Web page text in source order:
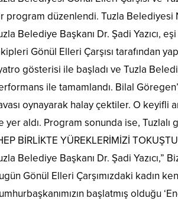
program düzenlendi. Tuzla Belediyesi
Belediye Başkanı Dr. Şadi Yazıcı,
Gönül Elleri Çarşısı tarafından
gösterisi ile başladı ve Tuzla
ile tamamlandı. Bilal
oynayarak halay çektiler. O keyifli
yer aldı. Program sonunda ise, Tuzlalı
BİRLİKTE YÜREKLERİMİZİ
Belediye Başkanı Dr. Şadi
Gönül Elleri Çarşımızdaki kadın
başlatmış olduğu